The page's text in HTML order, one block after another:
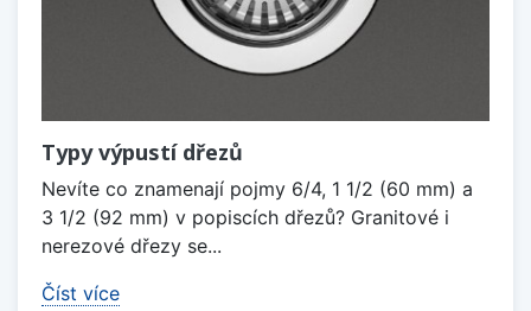
Typy výpustí dřezů
Nevíte co znamenají pojmy 6/4, 1 1/2 (60 mm) a
3 1/2 (92 mm) v popiscích dřezů? Granitové i
nerezové dřezy se...
Číst více